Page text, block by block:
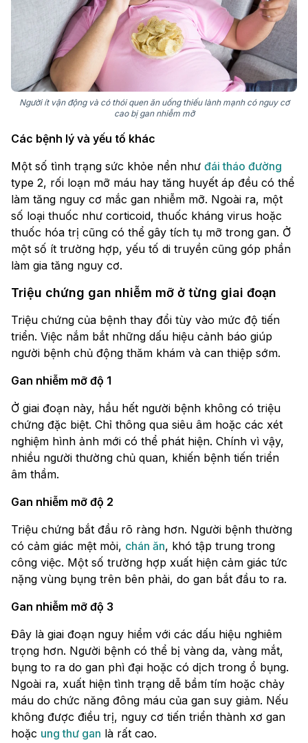
Người ít vận động và có thói quen ăn uống thiếu lành mạnh có nguy cơ
cao bị gan nhiễm mỡ
Các bệnh lý và yếu tố khác
Một số tình trạng sức khỏe nền như đái tháo đường
type 2, rối loạn mỡ máu hay tăng huyết áp đều có thể
làm tăng nguy cơ mắc gan nhiễm mỡ. Ngoài ra, một
số loại thuốc như corticoid, thuốc kháng virus hoặc
thuốc hóa trị cũng có thể gây tích tụ mỡ trong gan. Ở
một số ít trường hợp, yếu tố di truyền cũng góp phần
làm gia tăng nguy cơ.
Triệu chứng gan nhiễm mỡ ở từng giai đoạn
Triệu chứng của bệnh thay đổi tùy vào mức độ tiến
triển. Việc nắm bắt những dấu hiệu cảnh báo giúp
người bệnh chủ động thăm khám và can thiệp sớm.
Gan nhiễm mỡ độ 1
Ở giai đoạn này, hầu hết người bệnh không có triệu
chứng đặc biệt. Chỉ thông qua siêu âm hoặc các xét
nghiệm hình ảnh mới có thể phát hiện. Chính vì vậy,
nhiều người thường chủ quan, khiến bệnh tiến triển
âm thầm.
Gan nhiễm mỡ độ 2
Triệu chứng bắt đầu rõ ràng hơn. Người bệnh thường
có cảm giác mệt mỏi, chán ăn, khó tập trung trong
công việc. Một số trường hợp xuất hiện cảm giác tức
nặng vùng bụng trên bên phải, do gan bắt đầu to ra.
Gan nhiễm mỡ độ 3
Đây là giai đoạn nguy hiểm với các dấu hiệu nghiêm
trọng hơn. Người bệnh có thể bị vàng da, vàng mắt,
bụng to ra do gan phì đại hoặc có dịch trong ổ bụng.
Ngoài ra, xuất hiện tình trạng dễ bầm tím hoặc chảy
máu do chức năng đông máu của gan suy giảm. Nếu
không được điều trị, nguy cơ tiến triển thành xơ gan
hoặc ung thư gan là rất cao.